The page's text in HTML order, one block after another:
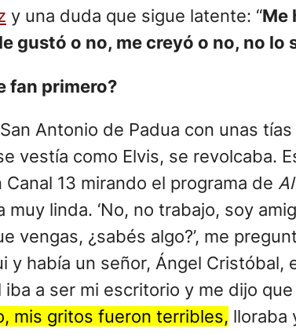
y una duda que sigue latente: “Me
gustó o no, me creyó o no, no lo
fan primero?
Antonio de Padua con unas
vestía como Elvis, se revolcaba.
13 mirando el programa de
linda. ‘No, no trabajo, soy
vengas, ¿sabés algo?’, me
había un señor, Ángel Cristóbal,
a ser mi escritorio y me dijo
mis gritos fueron terribles, lloraba